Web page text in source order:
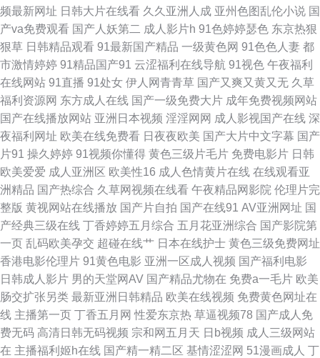
啪啪 91自慰黑丝链接 久草热香蕉久 香蕉视频污黄色 福利导航撸吧 日韩操屄
无码影片 97资源欧美 人妻人人操 97婷婷色色网 老湿机福利区 91cn免费版
国产乱轮视频 香焦视频 国产第1页 日韩123AV 97福利在线 老司机午夜福利
院 91视频观看网站 美女天天干 影音先锋亚洲自拍 激情综合色情 香蕉apk 成
人网在线 人妻鲁色网无码 97人人射 欧美色图色99 Av爱爱69 欧美操欧美 av
情色导航 男人天堂网AV 91官网网页版 精品日韩一 亚洲狠狠操网 国产大片
中文字幕 三级视频东京热 超碰豆花AV 午夜传媒A午夜 国产欧美精品日韩 五
月丁婷婷91 岛国大片网站 欧美成人精品 亚洲资源网站 福利社大香蕉 深夜激
情影院 AV伊人大香蕉 女同另类 91视频色色 久久精品传媒视频 探花三级片
欧美射精视频 91视频免费刷 精品综合国浮 午夜伦理片AV 福利影院第二页
频最新网址 日韩大片在线看 久久亚洲人成 亚州色图乱伦小说 国
产va免费观看 国产人妖第二 成人影片h 91色婷婷瑟色 东京热狠
狠草 日韩精品观看 91最新国产精品 一级黄色网 91色色人妻 都
市激情婷婷 91精品国产91 云涩福利在线导航 91视色 午夜福利
在线网站 91直播 91处女 伊人网青青草 国产又爽又黄又无 久草
福利资源网 东方成人在线 国产一级免费大片 成年免费视频网站
国产在线播放网站 亚洲日本视频 淫淫网网 成人影视国产在线 深
夜福利网址 欧美在线免费看 日夜夜欧美 国产大片中文字幕 国产
片91 操久婷婷 91视频你懂得 黄色三级片毛片 免费电影片 日韩
欧美爱爱 成人亚洲区 欧美性16 成人色情黄片在线 在线观看亚
洲精品 国产热综合 久草网视频在线看 午夜精品网影院 伦理片完
整版 黄视网站在线播放 国产片自拍 国产在线91 AV亚洲网址 国
产经典三级在线 丁香婷婷五月综合 五月花亚洲综合 国产影院第
一页 乱码欧美孕交 超碰在线艹 日本在线护士 黄色三级免费网址
香港电影伦理片 91黄色电影 亚洲一区成人视频 国产福利电影
日韩成人影片 男的天堂网AV 国产精品尤物在 免费a一毛片 欧美
肠交扩张另类 最新亚洲日韩精品 欧美在线视频 免费黄色网址在
线 主播第一页 丁香五月网 性爱东京热 草逼视频78 国产成人免
费无码 高清日韩无码视频 宗和网五月天 日b视频 成人三级网站
在 主播福利姬h在线 国产精一精二区 基情涩涩网 51漫画成人 丁